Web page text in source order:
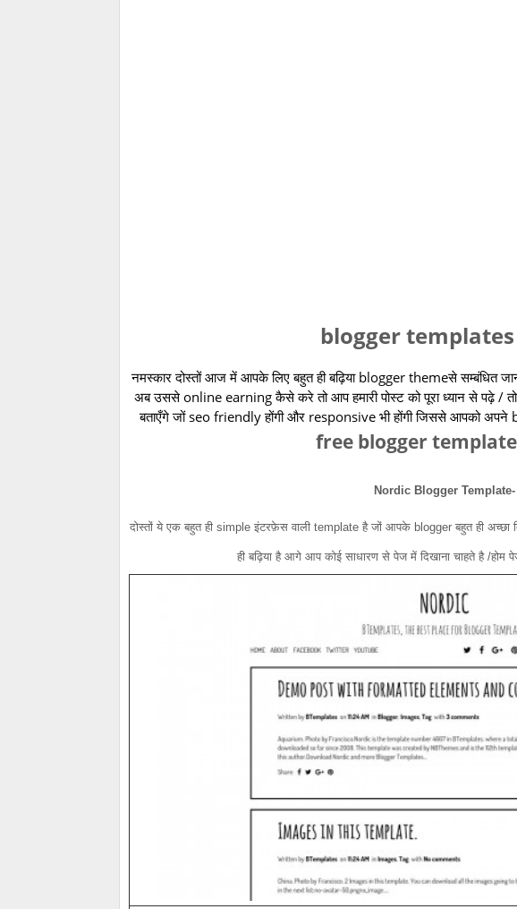
blogger templates
नमस्कार दोस्तों आज में आपके लिए बहुत ही बढ़िया blogger themeसे सम्बंधित
अब उससे online earning कैसे करे तो आप हमारी पोस्ट को पूरा ध्यान से पढ़े /
बताएँगे जों seo friendly होंगी और responsive भी होंगी जिससे आपको अपने
free blogger
Nordic Blogger Template-
दोस्तों ये एक बहुत ही simple इंटरफ़ेस वाली template है जों आपके blogger बहुत ही
ही बढ़िया है आगे आप कोई साधारण से पेज में दिखाना चाहते है /